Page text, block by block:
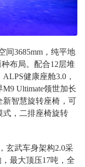
间3685mm，纯平地
布局。配合12层堆
健康座舱3.0，
Ultimate领世加长
新智慧旋转座椅，可
式，二排座椅旋转
玄武车身架构2.0采
最大顶压17吨，全